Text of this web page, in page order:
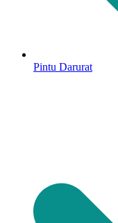
Pintu Darurat